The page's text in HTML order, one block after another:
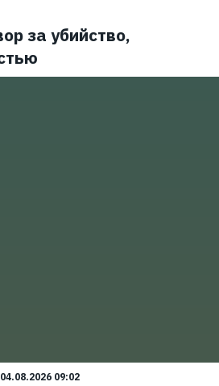
за убийство,
04.08.2026 09:02